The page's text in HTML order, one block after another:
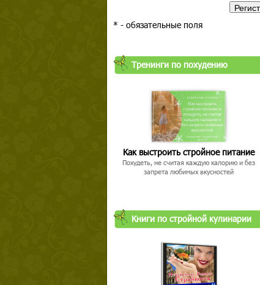
* - обязательные поля
Тренинги по похудению
Как выстроить стройное питание
Похудеть, не считая каждую калорию и без
запрета любимых вкусностей
Книги по стройной кулинарии